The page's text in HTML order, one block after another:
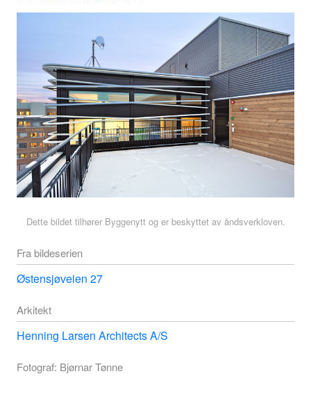
Dette bildet tilhører Byggenytt og er beskyttet av åndsverkloven.
Fra bildeserien
Østensjøveien 27
Arkitekt
Henning Larsen Architects A/S
Fotograf: Bjørnar Tønne